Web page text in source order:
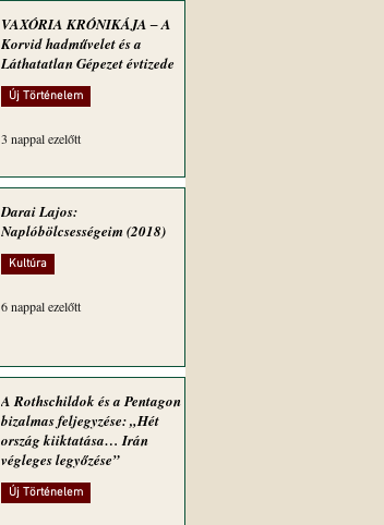
VAXÓRIA KRÓNIKÁJA ‒ A
Korvid hadművelet és a
Láthatatlan Gépezet évtizede
Új Történelem
3 nappal ezelőtt
Darai Lajos:
Naplóbölcsességeim (2018)
Kultúra
6 nappal ezelőtt
A Rothschildok és a Pentagon
bizalmas feljegyzése: „Hét
ország kiiktatása… Irán
végleges legyőzése”
Új Történelem